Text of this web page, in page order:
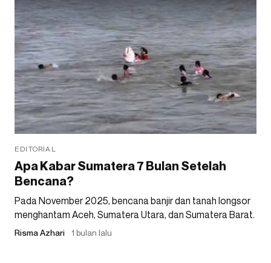
EDITORIAL
Apa Kabar Sumatera 7 Bulan Setelah
Bencana?
Pada November 2025, bencana banjir dan tanah longsor
menghantam Aceh, Sumatera Utara, dan Sumatera Barat.
Risma Azhari 1 bulan lalu